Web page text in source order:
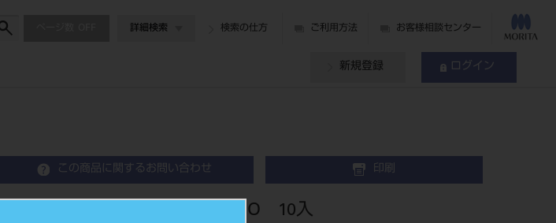
詳細検索 検索の仕方 ご利用方法 お客様相談センター
新規登録 ログイン
この商品に関するお問い合わせ 印刷
A18753 FLIチューブ ロス DO 10入